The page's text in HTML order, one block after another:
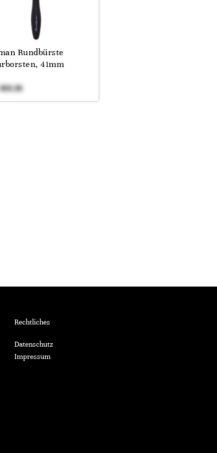
Rundbürste
41mm
Rechtliches
Datenschutz
Impressum